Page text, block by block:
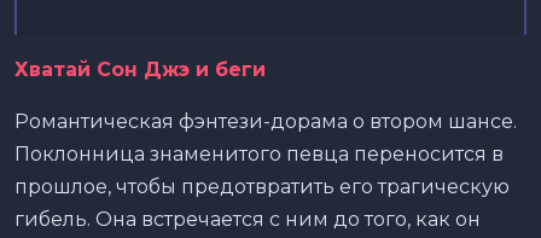
Хватай Сон Джэ и беги
Романтическая фэнтези-дорама о втором шансе.
Поклонница знаменитого певца переносится в
прошлое, чтобы предотвратить его трагическую
гибель. Она встречается с ним до того, как он